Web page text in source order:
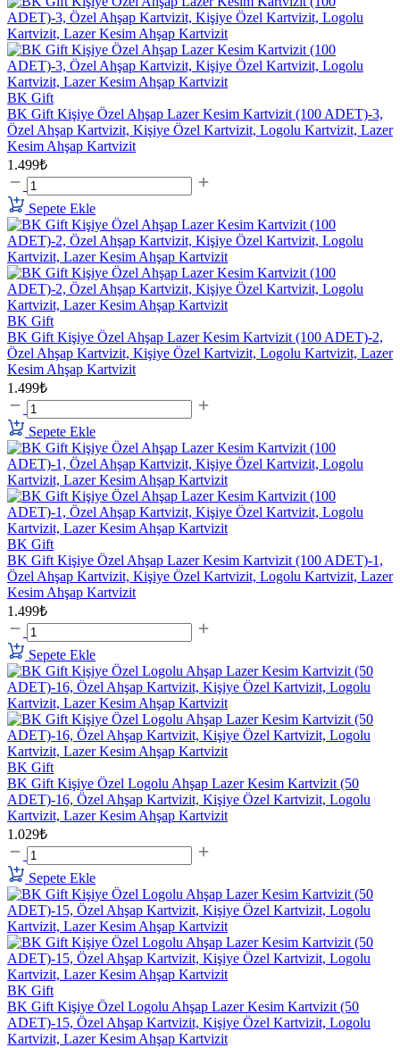
BK Gift
BK Gift Kişiye Özel Ahşap Lazer Kesim Kartvizit (100 ADET)-3,
Özel Ahşap Kartvizit, Kişiye Özel Kartvizit, Logolu Kartvizit, Lazer
Kesim Ahşap Kartvizit
1.499₺
Sepete Ekle
BK Gift
BK Gift Kişiye Özel Ahşap Lazer Kesim Kartvizit (100 ADET)-2,
Özel Ahşap Kartvizit, Kişiye Özel Kartvizit, Logolu Kartvizit, Lazer
Kesim Ahşap Kartvizit
1.499₺
Sepete Ekle
BK Gift
BK Gift Kişiye Özel Ahşap Lazer Kesim Kartvizit (100 ADET)-1,
Özel Ahşap Kartvizit, Kişiye Özel Kartvizit, Logolu Kartvizit, Lazer
Kesim Ahşap Kartvizit
1.499₺
Sepete Ekle
BK Gift
BK Gift Kişiye Özel Logolu Ahşap Lazer Kesim Kartvizit (50
ADET)-16, Özel Ahşap Kartvizit, Kişiye Özel Kartvizit, Logolu
Kartvizit, Lazer Kesim Ahşap Kartvizit
1.029₺
Sepete Ekle
BK Gift
BK Gift Kişiye Özel Logolu Ahşap Lazer Kesim Kartvizit (50
ADET)-15, Özel Ahşap Kartvizit, Kişiye Özel Kartvizit, Logolu
Kartvizit, Lazer Kesim Ahşap Kartvizit